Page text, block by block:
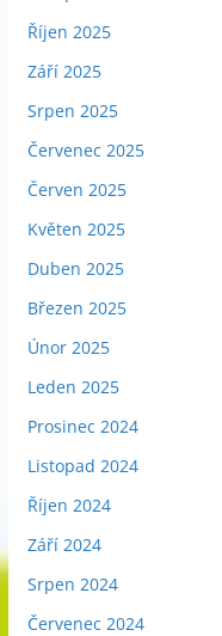
Říjen 2025
Září 2025
Srpen 2025
Červenec 2025
Červen 2025
Květen 2025
Duben 2025
Březen 2025
Únor 2025
Leden 2025
Prosinec 2024
Listopad 2024
Říjen 2024
Září 2024
Srpen 2024
Červenec 2024